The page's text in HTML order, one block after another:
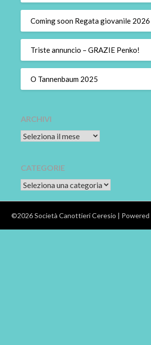
Coming soon Regata giovanile 2026
Triste annuncio – GRAZIE Penko!
O Tannenbaum 2025
ARCHIVI
Archivi
CATEGORIE
CATEGORIE
©2026 Società Canottieri Ceresio | Powered